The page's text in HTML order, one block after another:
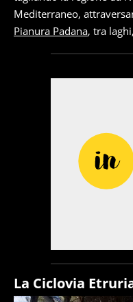
Mediterraneo,
Pianura Padana, tra
La Ciclovia